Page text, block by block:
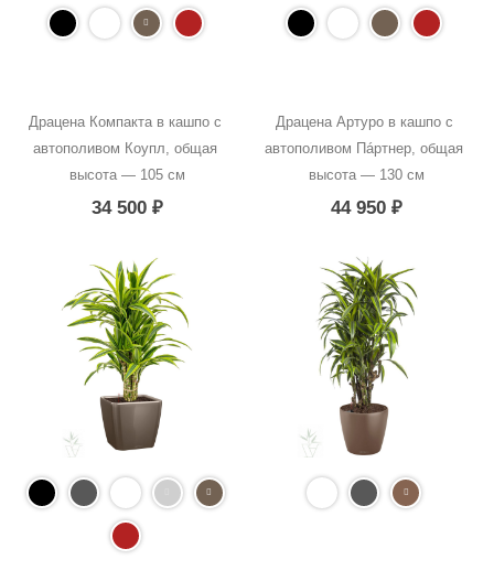
Драцена Компакта в кашпо с
автополивом Коупл, общая
высота — 105 см
34 500₽
Драцена Артуро в кашпо с
автополивом Пáртнер, общая
высота — 130 см
44 950 ₽